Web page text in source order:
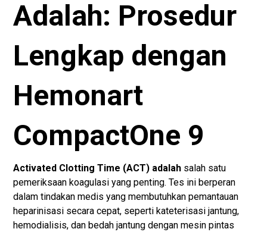
Adalah: Prosedur
Lengkap dengan
Hemonart
CompactOne 9
Activated Clotting Time (ACT) adalah salah satu
pemeriksaan koagulasi yang penting. Tes ini berperan
dalam tindakan medis yang membutuhkan pemantauan
heparinisasi secara cepat, seperti kateterisasi jantung,
hemodialisis, dan bedah jantung dengan mesin pintas